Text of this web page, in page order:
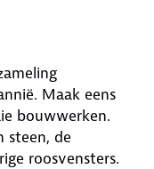
Maak eens
bouwwerken.
steen, de
roosvensters.